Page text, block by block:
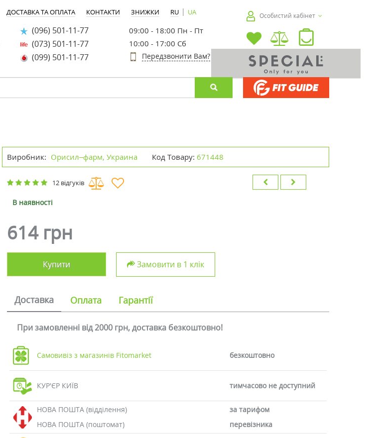
ДОСТАВКА ТА ОПЛАТА КОНТАКТИ ЗНИЖКИ RU | UA
(096) 501-11-77
(073) 501-11-77
(099) 501-11-77
09:00 - 18:00 Пн - Пт
10:00 - 17:00 Сб
Передзвонити Вам?
Особистий кабінет
Виробник: Орисил–фарм, Украина Код Товару: 671448
12 відгуків
В наявності
614 грн
Купити Замовити в 1 клік
Доставка Оплата Гарантії
При замовленні від 2000 грн, доставка безкоштовно!
Самовивіз з магазинів Fitomarket безкоштовно
КУР'ЄР КИЇВ тимчасово не доступний
НОВА ПОШТА (відділення)
за тарифом
НОВА ПОШТА (поштомат)
перевізника